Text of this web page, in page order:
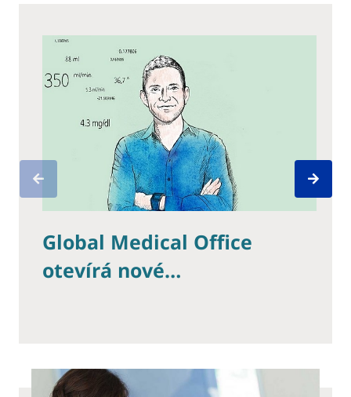
Global Medical Office
otevírá nové…